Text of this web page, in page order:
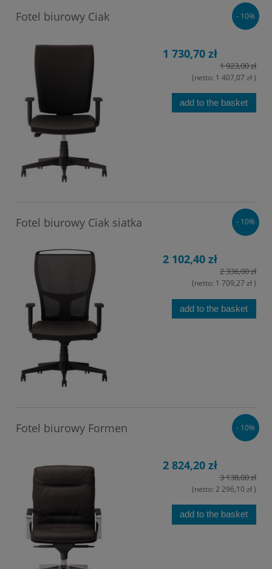
Fotel biurowy Ciak
1 730,70 zł
1 923,00 zł
(netto: 1 407,07 zł)
add to the basket
- 10%
Fotel biurowy Ciak siatka
2 102,40 zł
2 336,00 zł
(netto: 1 709,27 zł)
add to the basket
- 10%
Fotel biurowy Formen
2 824,20 zł
3 138,00 zł
(netto: 2 296,10 zł)
add to the basket
- 10%